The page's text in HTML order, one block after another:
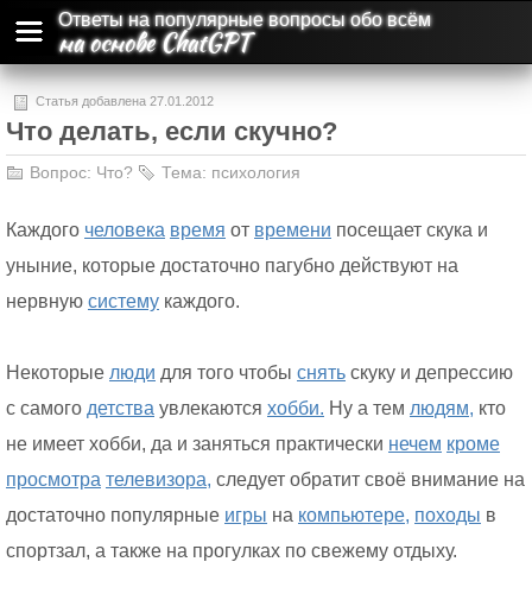
Ответы на популярные вопросы обо всём
на основе ChatGPT
Статья добавлена 27.01.2012
Что делать, если скучно?
Вопрос: Что? Тема: психология
Каждого человека время от времени посещает скука и
уныние, которые достаточно пагубно действуют на
нервную систему каждого.
Некоторые люди для того чтобы снять скуку и депрессию
с самого детства увлекаются хобби. Ну а тем людям, кто
не имеет хобби, да и заняться практически нечем кроме
просмотра телевизора, следует обратит своё внимание на
достаточно популярные игры на компьютере, походы в
спортзал, а также на прогулках по свежему отдыху.